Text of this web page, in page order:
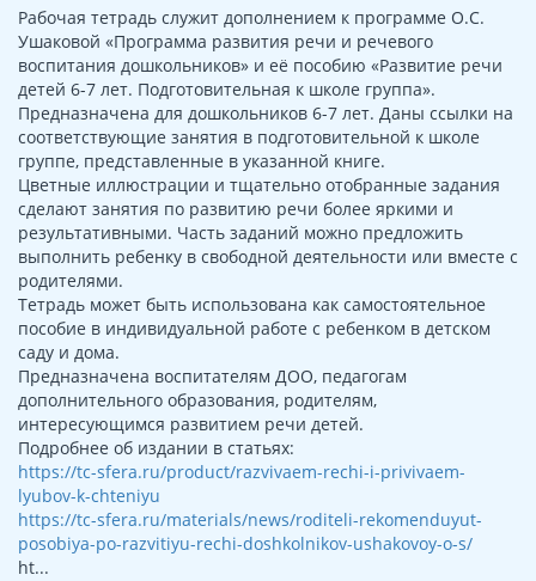
Рабочая тетрадь служит дополнением к программе О.С.
Ушаковой «Программа развития речи и речевого
воспитания дошкольников» и её пособию «Развитие речи
детей 6-7 лет. Подготовительная к школе группа».
Предназначена для дошкольников 6-7 лет. Даны ссылки на
соответствующие занятия в подготовительной к школе
группе, представленные в указанной книге.
Цветные иллюстрации и тщательно отобранные задания
сделают занятия по развитию речи более яркими и
результативными. Часть заданий можно предложить
выполнить ребенку в свободной деятельности или вместе с
родителями.
Тетрадь может быть использована как самостоятельное
пособие в индивидуальной работе с ребенком в детском
саду и дома.
Предназначена воспитателям ДОО, педагогам
дополнительного образования, родителям,
интересующимся развитием речи детей.
Подробнее об издании в статьях:
https://tc-sfera.ru/product/razvivaem-rechi-i-privivaem-
lyubov-k-chteniyu
https://tc-sfera.ru/materials/news/roditeli-rekomenduyut-
posobiya-po-razvitiyu-rechi-doshkolnikov-ushakovoy-o-s/
ht...